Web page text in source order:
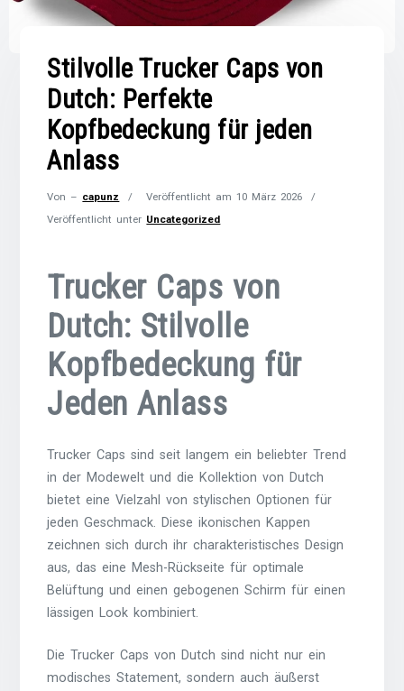
Stilvolle Trucker Caps von
Dutch: Perfekte
Kopfbedeckung für jeden
Anlass
Von – capunz Veröffentlicht am10 März 2026
Veröffentlicht unter Uncategorized
Trucker Caps von
Dutch: Stilvolle
Kopfbedeckung für
Jeden Anlass
Trucker Caps sind seit langem ein beliebter Trend
in der Modewelt und die Kollektion von Dutch
bietet eine Vielzahl von stylischen Optionen für
jeden Geschmack. Diese ikonischen Kappen
zeichnen sich durch ihr charakteristisches Design
aus, das eine Mesh-Rückseite für optimale
Belüftung und einen gebogenen Schirm für einen
lässigen Look kombiniert.
Die Trucker Caps von Dutch sind nicht nur ein
modisches Statement, sondern auch äußerst